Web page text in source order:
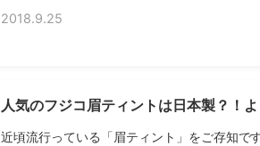
2018.9.25
人気のフジコ眉ティントは日本製？！
近頃流行っている「眉ティント」をご存知で